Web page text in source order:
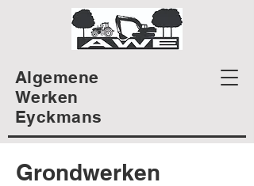
Algemene
Werken
Eyckmans
Grondwerken